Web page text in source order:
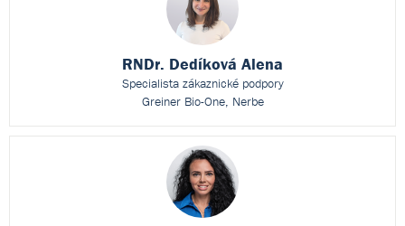
RNDr. Dedíková Alena
Specialista zákaznické podpory
Greiner Bio-One, Nerbe